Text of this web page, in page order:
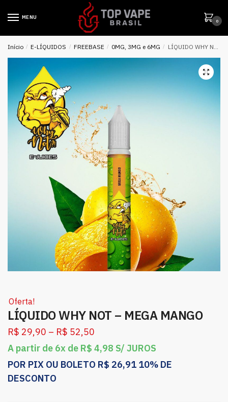
MENU
0
Início / E-LÍQUIDOS / FREEBASE / 0MG, 3MG e 6MG / LÍQUIDO WHY NOT – MEGA MANGO
Oferta!
LÍQUIDO WHY NOT – MEGA MANGO
R$ 29,90 – R$ 52,50
A partir de 6x de R$ 4,98 S/ JUROS
POR PIX OU BOLETO R$ 26,91 10% DE
DESCONTO